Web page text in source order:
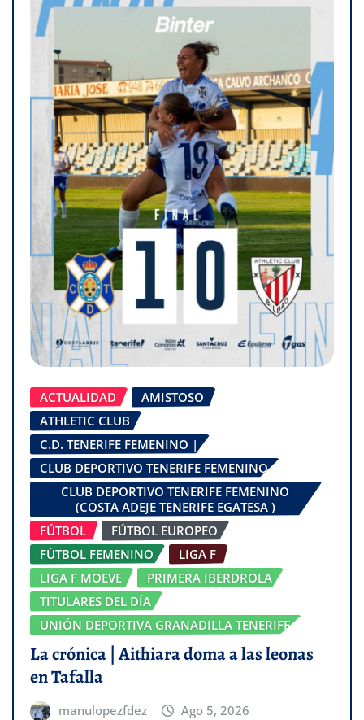
ACTUALIDAD
AMISTOSO
ATHLETIC CLUB
C.D. TENERIFE FEMENINO |
CLUB DEPORTIVO TENERIFE FEMENINO
CLUB DEPORTIVO TENERIFE FEMENINO
(COSTA ADEJE TENERIFE EGATESA )
FÚTBOL
FÚTBOL EUROPEO
FÚTBOL FEMENINO
LIGA F
LIGA F MOEVE
PRIMERA IBERDROLA
TITULARES DEL DÍA
UNIÓN DEPORTIVA GRANADILLA TENERIFE
La crónica | Aithiara doma a las leonas
en Tafalla
manulopezfdez Ago 5, 2026